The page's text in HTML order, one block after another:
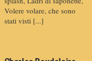
Volere volare, che sono
stati visti [...]